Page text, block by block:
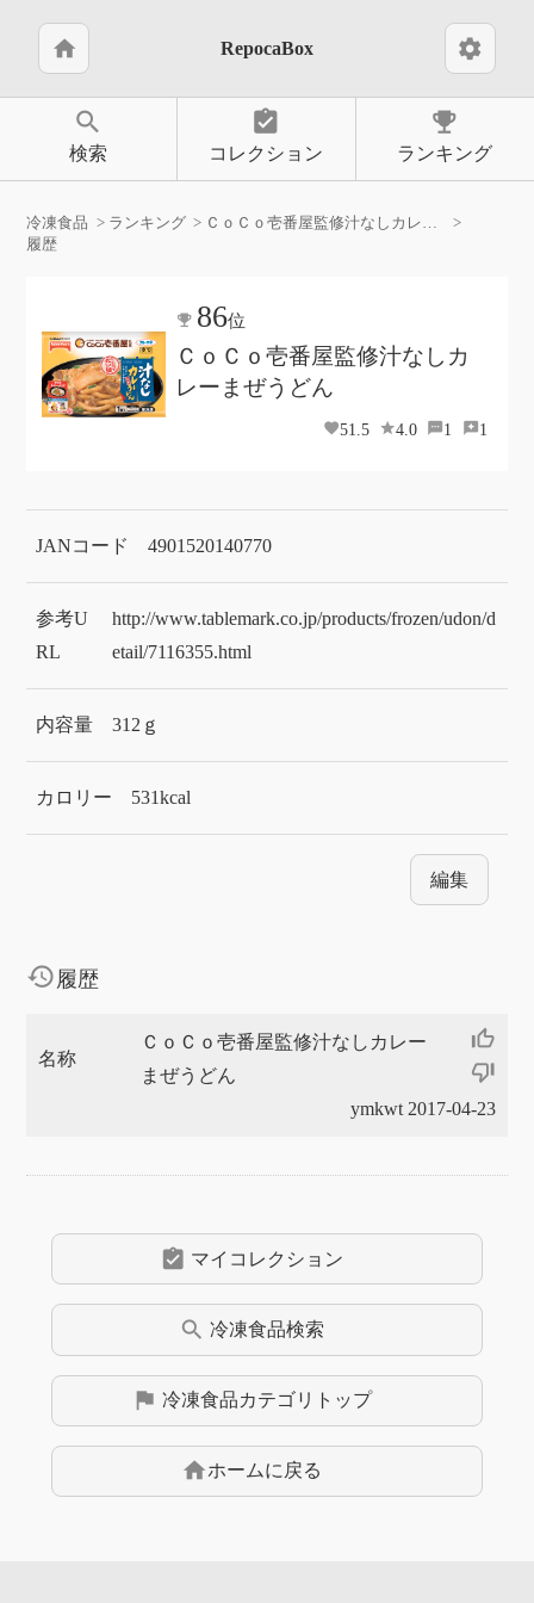
home RepocaBox settings
search
検索
assignment_turned_in
コレクション
emoji_events
ランキング
冷凍食品 ランキング
履歴
86位
ＣｏＣｏ壱番屋監修汁なしカ
レーまぜうどん
51.5 4.0 1 1
JANコード 4901520140770
参考U
RL
http://www.tablemark.co.jp/products/frozen/udon/d
etail/7116355.html
内容量 312ｇ
カロリー 531kcal
編集
history履歴
名称
ＣｏＣｏ壱番屋監修汁なしカレー
まぜうどん
thumb_up_off_alt
thumb_down_off_alt
ymkwt 2017-04-23
assignment_turned_in マイコレクション
search 冷凍食品検索
flag 冷凍食品カテゴリトップ
homeホームに戻る